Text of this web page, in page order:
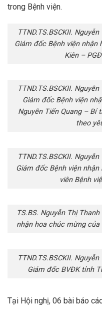
trong Bệnh viện.
TTND.TS.BSCKII.
Giám đốc Bệnh viện
Kiên –
TTND.TS.BSCKII.
Giám đốc Bệnh viện
Nguyễn Tiến Quang – Bí
theo
TTND.TS.BSCKII.
Giám đốc Bệnh viện
viên Bệnh
TS.BS. Nguyễn Thị
nhận hoa chúc mừng
TTND.TS.BSCKII.
Giám đốc BVĐK tỉnh
Tại Hội nghị, 06 bài báo